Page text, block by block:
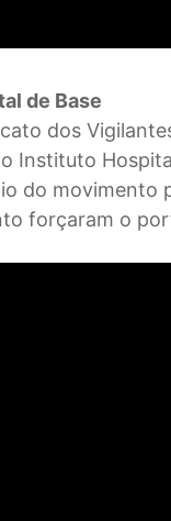
de Base
dos
Instituto
do movimento
forçaram o